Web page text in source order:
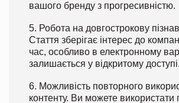
вашого бренду з прогресивністю.
5. Робота на довгострокову
Стаття зберігає інтерес до
час, особливо в електронному
залишається у відкритому доступі.
6. Можливість повторного
контенту. Ви можете використати